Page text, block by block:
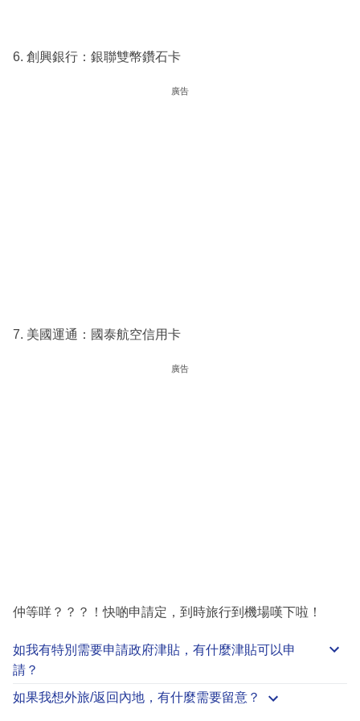
6. 創興銀行：銀聯雙幣鑽石卡
廣告
7. 美國運通：國泰航空信用卡
廣告
仲等咩？？？！快啲申請定，到時旅行到機場嘆下啦！
如我有特別需要申請政府津貼 ，有什麼津貼可以申
請？
如果我想外旅/返回內地，有什麼需要留意？